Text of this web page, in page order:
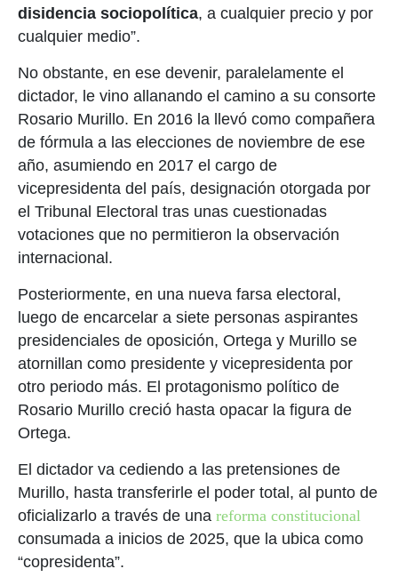
disidencia sociopolítica, a cualquier precio y por
cualquier medio”.
No obstante, en ese devenir, paralelamente el
dictador, le vino allanando el camino a su consorte
Rosario Murillo. En 2016 la llevó como compañera
de fórmula a las elecciones de noviembre de ese
año, asumiendo en 2017 el cargo de
vicepresidenta del país, designación otorgada por
el Tribunal Electoral tras unas cuestionadas
votaciones que no permitieron la observación
internacional.
Posteriormente, en una nueva farsa electoral,
luego de encarcelar a siete personas aspirantes
presidenciales de oposición, Ortega y Murillo se
atornillan como presidente y vicepresidenta por
otro periodo más. El protagonismo político de
Rosario Murillo creció hasta opacar la figura de
Ortega.
El dictador va cediendo a las pretensiones de
Murillo, hasta transferirle el poder total, al punto de
oficializarlo a través de una reforma constitucional
consumada a inicios de 2025, que la ubica como
“copresidenta”.